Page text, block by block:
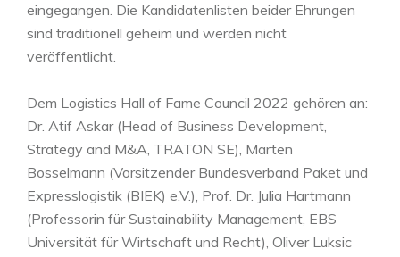
eingegangen. Die Kandidatenlisten beider Ehrungen
sind traditionell geheim und werden nicht
veröffentlicht.
Dem Logistics Hall of Fame Council 2022 gehören an:
Dr. Atif Askar (Head of Business Development,
Strategy and M&A, TRATON SE), Marten
Bosselmann (Vorsitzender Bundesverband Paket und
Expresslogistik (BIEK) e.V.), Prof. Dr. Julia Hartmann
(Professorin für Sustainability Management, EBS
Universität für Wirtschaft und Recht), Oliver Luksic